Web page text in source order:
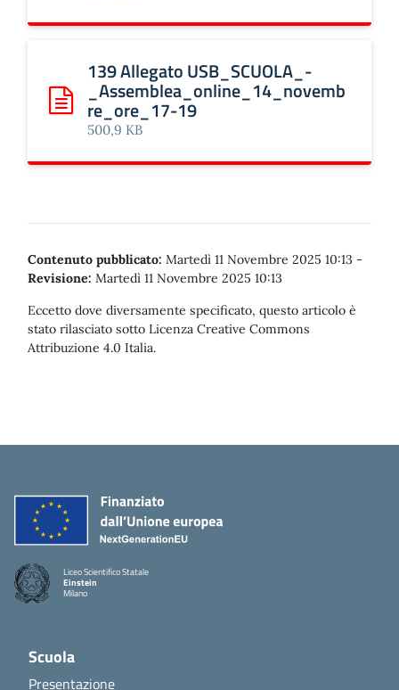
Scarica: 139 Allegato USB_SCUOLA_-
139 Allegato USB_SCUOLA_-
_Assemblea_online_14_novemb
re_ore_17-19
500,9 KB
Contenuto pubblicato: Martedì 11 Novembre 2025 10:13 -
Revisione: Martedì 11 Novembre 2025 10:13
Eccetto dove diversamente specificato, questo articolo è
stato rilasciato sotto Licenza Creative Commons
Attribuzione 4.0 Italia.
Liceo Scientifico Statale
Einstein
Milano
Scuola
Presentazione